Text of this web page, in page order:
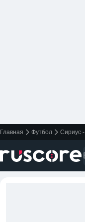
Главная Футбол Сириус